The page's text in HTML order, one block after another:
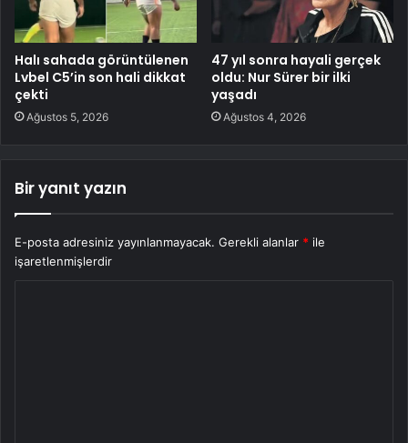
Halı sahada görüntülenen
Lvbel C5’in son hali dikkat
çekti
Ağustos 5, 2026
47 yıl sonra hayali gerçek
oldu: Nur Sürer bir ilki
yaşadı
Ağustos 4, 2026
Bir yanıt yazın
E-posta adresiniz yayınlanmayacak. Gerekli alanlar * ile
işaretlenmişlerdir